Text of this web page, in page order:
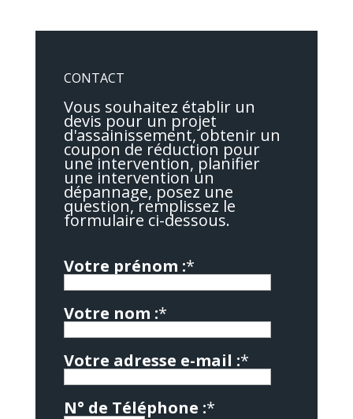
CONTACT
Vous souhaitez établir un
devis pour un projet
d'assainissement, obtenir un
coupon de réduction pour
une intervention, planifier
une intervention un
dépannage, posez une
question, remplissez le
formulaire ci-dessous.
Votre prénom :*
Votre nom :*
Votre adresse e-mail :*
N° de Téléphone :*